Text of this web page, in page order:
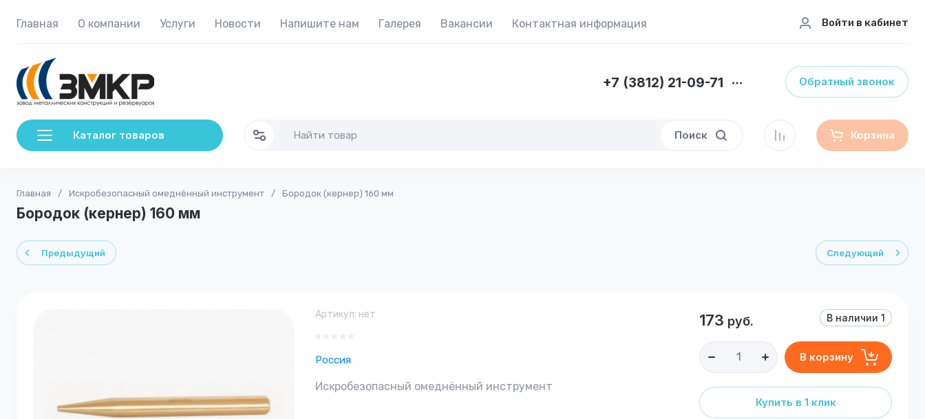
Главная О компании Услуги Новости Напишите нам Галерея Вакансии Контактная информация Войти в кабинет
+7 (3812) 21-09-71 Обратный звонок
Каталог товаров Поиск Корзина
Главная / Искробезопасный омеднённый инструмент / Бородок (кернер) 160 мм
Бородок (кернер) 160 мм
Предыдущий Следующий
Артикул: нет
Россия
Искробезопасный омеднённый инструмент
В наличии 1
173 руб.
В корзину
Купить в 1 клик